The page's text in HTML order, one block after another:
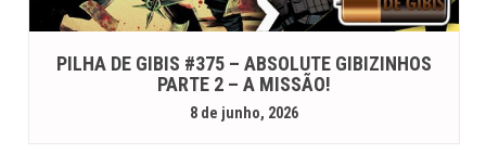
PILHA DE GIBIS #375 – ABSOLUTE GIBIZINHOS
PARTE 2 – A MISSÃO!
8 de junho, 2026